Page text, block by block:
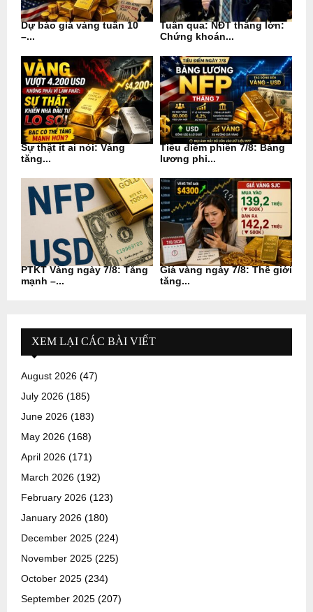
Dự báo giá vàng tuần 10
–...
Tuần qua: NĐT thắng lớn:
Chứng khoán...
Sự thật ít ai nói: Vàng
tăng...
Tiêu điểm phiên 7/8: Bảng
lương phi...
PTKT Vàng ngày 7/8: Tăng
mạnh –...
Giá vàng ngày 7/8: Thế giới
tăng...
XEM LẠI CÁC BÀI VIẾT
August 2026 (47)
July 2026 (185)
June 2026 (183)
May 2026 (168)
April 2026 (171)
March 2026 (192)
February 2026 (123)
January 2026 (180)
December 2025 (224)
November 2025 (225)
October 2025 (234)
September 2025 (207)